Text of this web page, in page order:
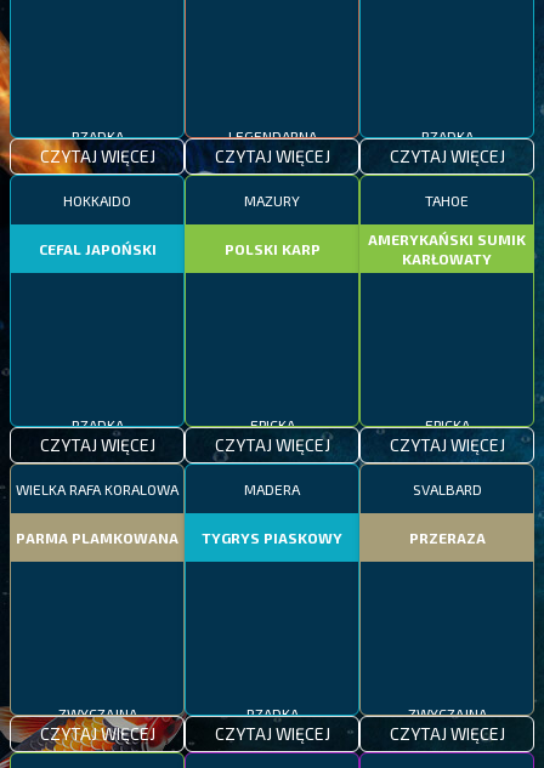
RZADKA
CZYTAJ WIĘCEJ CZYTAJ WIĘCEJ
RZADKA
CZYTAJ WIĘCEJ
HOKKAIDO
CEFAL JAPOŃSKI
RZADKA
CZYTAJ WIĘCEJ
MAZURY
POLSKI KARP
EPICKA
CZYTAJ WIĘCEJ
TAHOE
AMERYKAŃSKI SUMIK
KARŁOWATY
EPICKA
CZYTAJ WIĘCEJ
WIELKA RAFA KORALOWA
PARMA PLAMKOWANA
ZWYCZAJNA
CZYTAJ WIĘCEJ
MADERA
TYGRYS PIASKOWY
RZADKA
CZYTAJ WIĘCEJ
SVALBARD
PRZERAZA
ZWYCZAJNA
CZYTAJ WIĘCEJ